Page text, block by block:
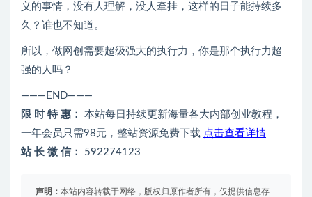
义的事情，没有人理解，没人牵挂，这样的日子能持续多
久？谁也不知道。
所以，做网创需要超级强大的执行力，你是那个执行力超
强的人吗？
———END———
限 时 特 惠： 本站每日持续更新海量各大内部创业教程，
一年会员只需98元，整站资源免费下载 点击查看详情
站 长 微 信： 592274123
声明： 本站内容转载于网络，版权归原作者所有，仅提供信息存